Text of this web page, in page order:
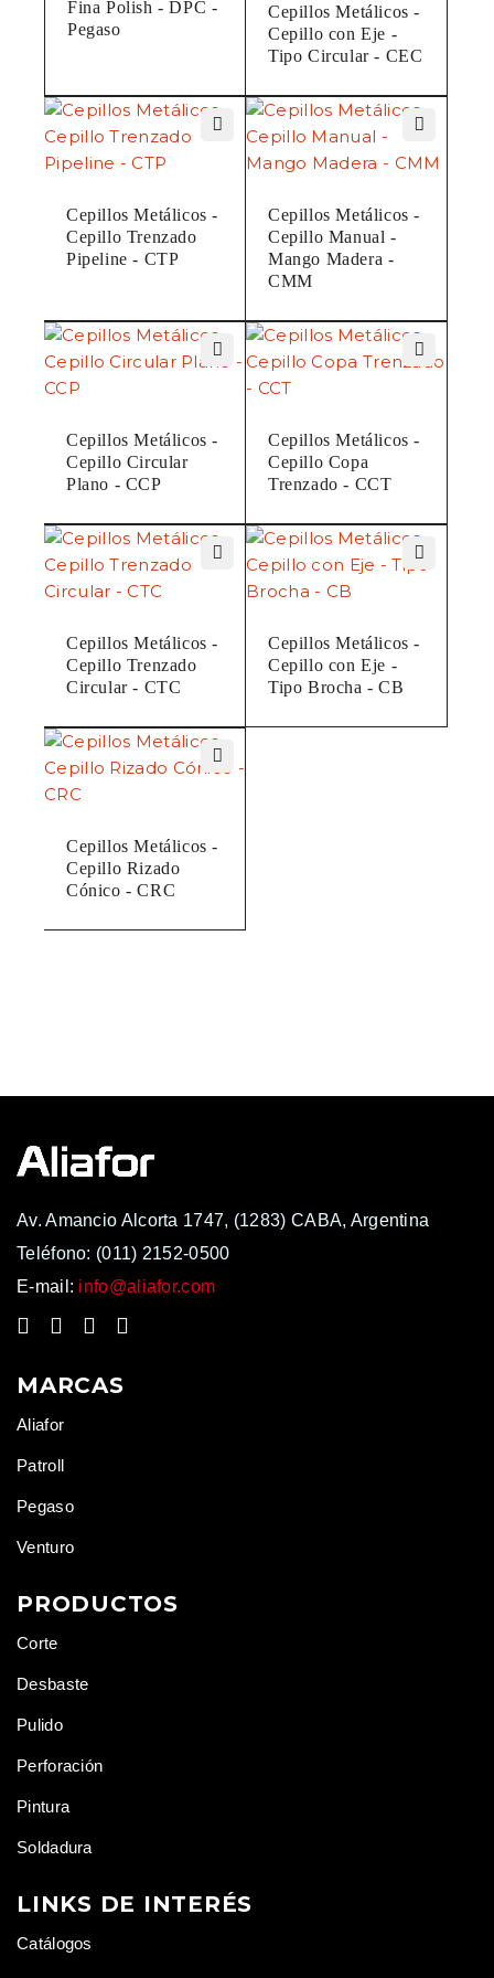
Diámetro
Exterior
CCR60 60 2.3
CCR75
CCR100 100 4
Fina Polish - DPC -
Pegaso
Cepillos Metálicos -
Cepillo con Eje -
Tipo Circular - CEC
Cepillos Metálicos -
Cepillo Trenzado
Pipeline - CTP
Cepillos Metálicos -
Cepillo Manual -
Mango Madera -
CMM
Cepillos Metálicos -
Cepillo Circular
Plano - CCP
Cepillos Metálicos -
Cepillo Copa
Trenzado - CCT
Cepillos Metálicos -
Cepillo Trenzado
Circular - CTC
Cepillos Metálicos -
Cepillo con Eje -
Tipo Brocha - CB
Cepillos Metálicos -
Cepillo Rizado
Cónico - CRC
Av. Amancio Alcorta 1747, (1283) CABA, Argentina
Teléfono: (011) 2152-0500
E-mail: info@aliafor.com
MARCAS
Aliafor
Patroll
Pegaso
Venturo
PRODUCTOS
Corte
Desbaste
Pulido
Perforación
Pintura
Soldadura
LINKS DE INTERÉS
Catálogos